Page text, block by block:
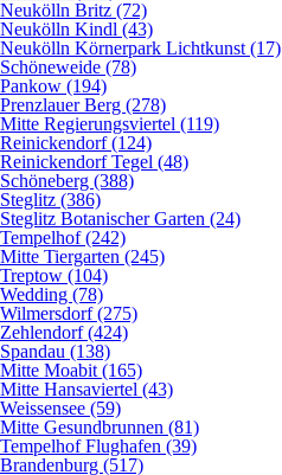
Neukölln Britz (72)
Neukölln Kindl (43)
Neukölln Körnerpark Lichtkunst (17)
Schöneweide (78)
Pankow (194)
Prenzlauer Berg (278)
Mitte Regierungsviertel (119)
Reinickendorf (124)
Reinickendorf Tegel (48)
Schöneberg (388)
Steglitz (386)
Steglitz Botanischer Garten (24)
Tempelhof (242)
Mitte Tiergarten (245)
Treptow (104)
Wedding (78)
Wilmersdorf (275)
Zehlendorf (424)
Spandau (138)
Mitte Moabit (165)
Mitte Hansaviertel (43)
Weissensee (59)
Mitte Gesundbrunnen (81)
Tempelhof Flughafen (39)
Brandenburg (517)